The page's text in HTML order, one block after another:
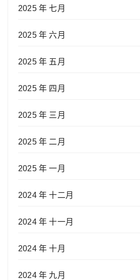
2025 年 七月
2025 年 六月
2025 年 五月
2025 年 四月
2025 年 三月
2025 年 二月
2025 年 一月
2024 年 十二月
2024 年 十一月
2024 年 十月
2024 年 九月